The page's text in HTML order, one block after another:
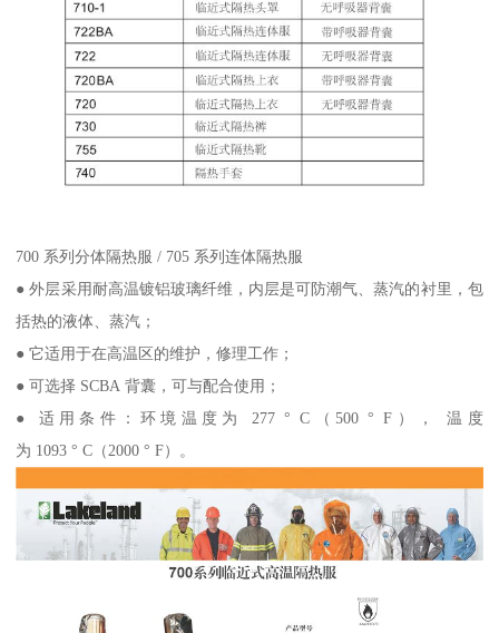
700 系列分体隔热服 / 705 系列连体隔热服
● 外层采用耐高温镀铝玻璃纤维，内层是可防潮气、蒸汽的衬里，包
括热的液体、蒸汽；
● 它适用于在高温区的维护，修理工作；
● 可选择 SCBA 背囊，可与配合使用；
● 适用条件：环境温度为 277 ° C（500 ° F）， 温度
为 1093 ° C（2000 ° F）。